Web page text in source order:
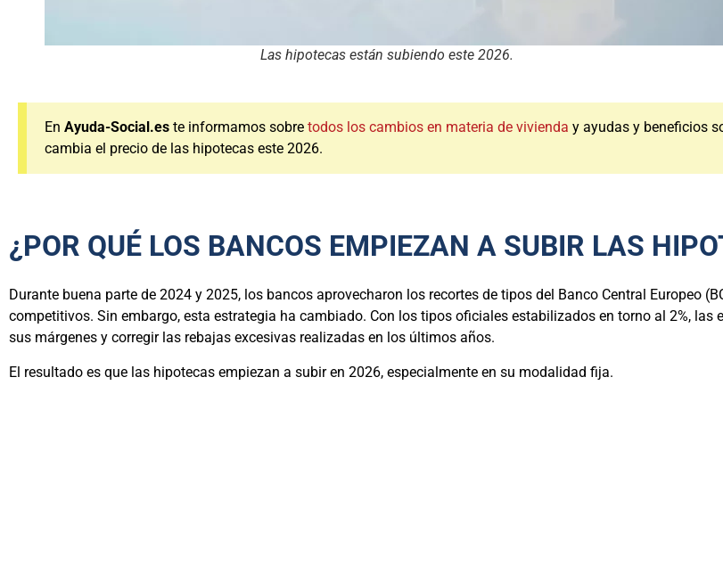
Las hipotecas están subiendo este 2026.
En Ayuda-Social.es te informamos sobre todos los cambios en materia de vivienda y ayudas y beneficios
cambia el precio de las hipotecas este 2026.
¿POR QUÉ LOS BANCOS EMPIEZAN A SUBIR LAS
Durante buena parte de 2024 y 2025, los bancos aprovecharon los recortes de tipos del Banco Central Europeo
competitivos. Sin embargo, esta estrategia ha cambiado. Con los tipos oficiales estabilizados en torno al 2%, las
sus márgenes y corregir las rebajas excesivas realizadas en los últimos años.
El resultado es que las hipotecas empiezan a subir en 2026, especialmente en su modalidad fija.